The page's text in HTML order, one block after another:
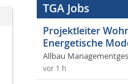
TGA Jobs
Projektleiter
Energetische
Allbau
vor 1 h